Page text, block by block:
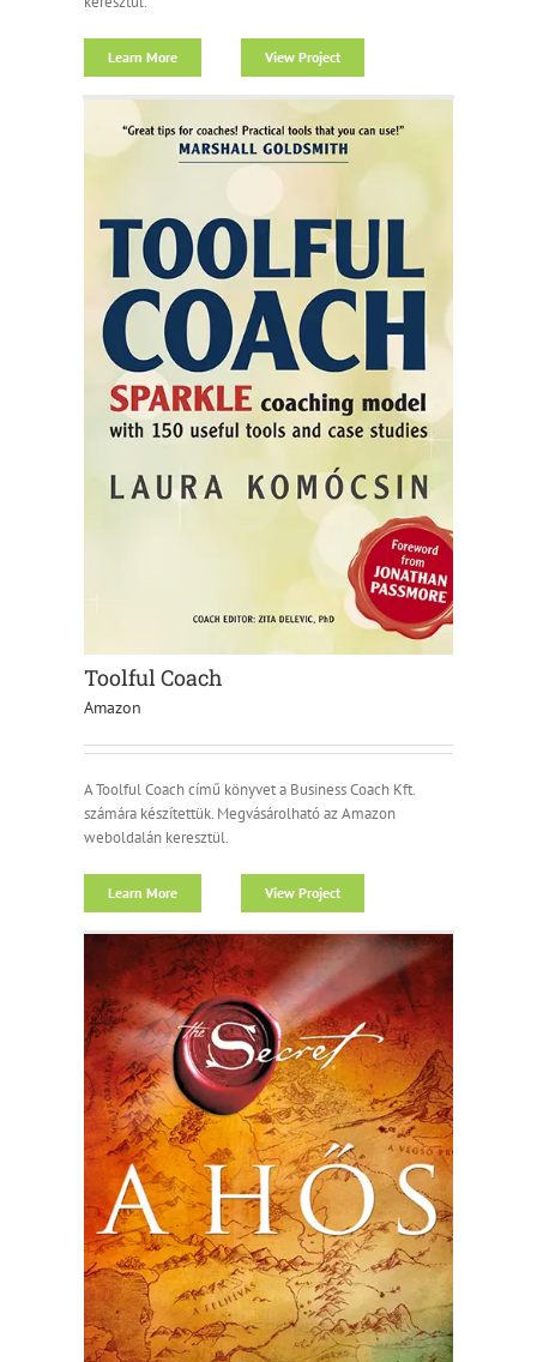
Learn More View Project
Toolful Coach
Amazon
A Toolful Coach című könyvet a Business Coach Kft.
számára készítettük. Megvásárolható az Amazon
weboldalán keresztül.
Learn More View Project